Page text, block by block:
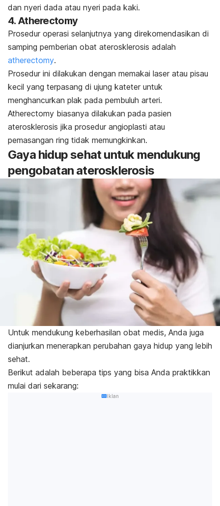
dan nyeri dada atau nyeri pada kaki.
4. Atherectomy
Prosedur operasi selanjutnya yang direkomendasikan di
samping pemberian obat aterosklerosis adalah
atherectomy.
Prosedur ini dilakukan dengan memakai laser atau pisau
kecil yang terpasang di ujung kateter untuk
menghancurkan plak pada pembuluh arteri.
Atherectomy biasanya dilakukan pada pasien
aterosklerosis jika prosedur angioplasti atau
pemasangan ring tidak memungkinkan.
Gaya hidup sehat untuk mendukung
pengobatan aterosklerosis
Untuk mendukung keberhasilan obat medis, Anda juga
dianjurkan menerapkan perubahan gaya hidup yang lebih
sehat.
Berikut adalah beberapa tips yang bisa Anda praktikkan
mulai dari sekarang:
Iklan